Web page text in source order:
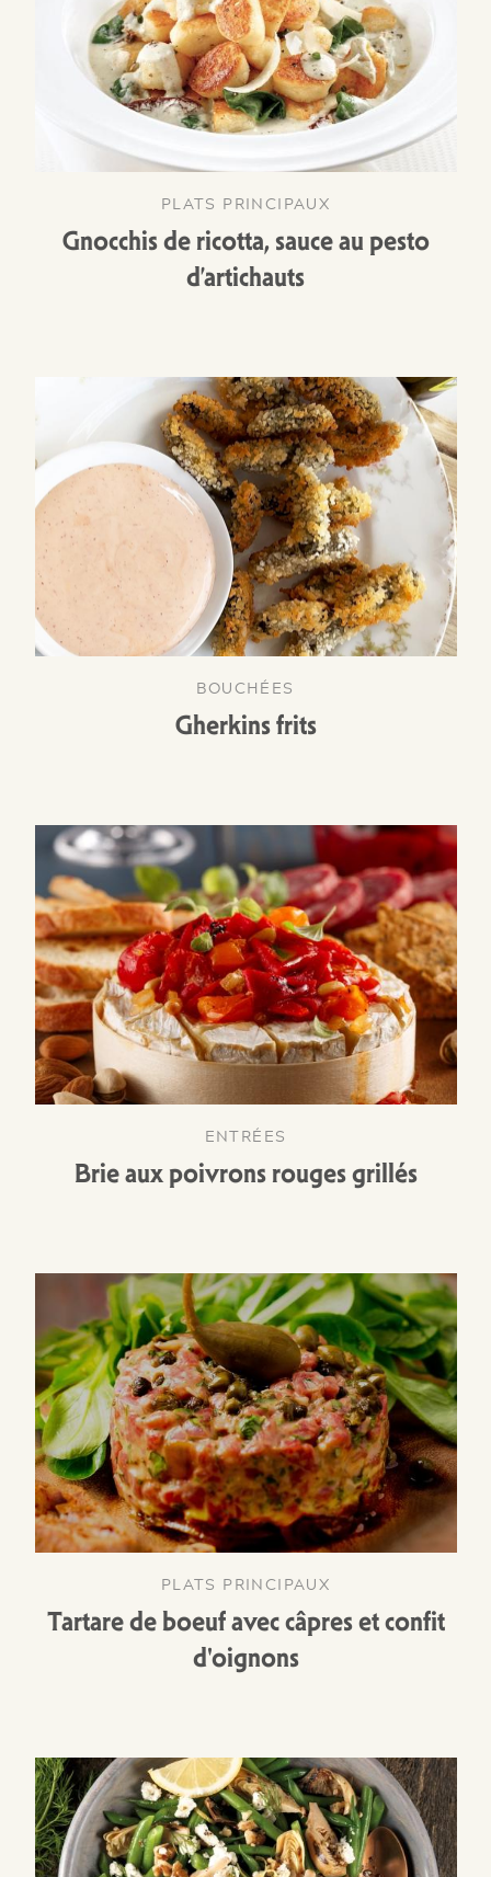
PLATS PRINCIPAUX
Gnocchis de ricotta, sauce au pesto
d’artichauts
BOUCHÉES
Gherkins frits
ENTRÉES
Brie aux poivrons rouges grillés
PLATS PRINCIPAUX
Tartare de boeuf avec câpres et confit
d'oignons